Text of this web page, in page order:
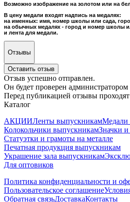
Возможно изображение на золотом или на
В цену медали входят надпись на медалях:
на именных: имя, номер школы или сада,
на обычных медалях - город и номер школы
и лента для медали.
Отзывы
Оставить отзыв
Отзыв успешно отправлен.
Он будет проверен
Перед публикацией отзывы
Каталог
АКЦИИЛенты выпускникамМедали
Колокольчики выпускникамЗначки и
Статуэтки и грамоты на металле
Печатная продукция выпускникам
Украшение зала выпускникам
Для оптовиков
Политика конфиденциальности и
Пользовательское соглашение
Обратная связьДоставкаКонтакты